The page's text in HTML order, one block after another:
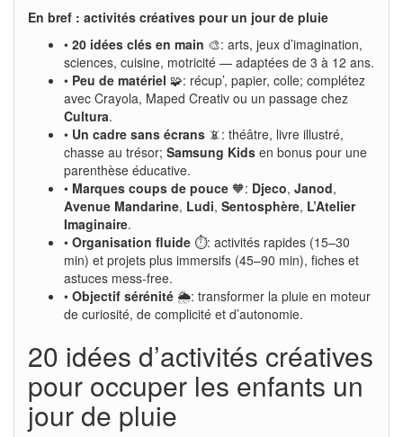
En bref : activités créatives pour un jour de pluie
• 20 idées clés en main 🎨: arts, jeux d’imagination,
sciences, cuisine, motricité — adaptées de 3 à 12 ans.
• Peu de matériel 🧩: récup’, papier, colle; complétez
avec Crayola, Maped Creativ ou un passage chez
Cultura.
• Un cadre sans écrans 📵: théâtre, livre illustré,
chasse au trésor; Samsung Kids en bonus pour une
parenthèse éducative.
• Marques coups de pouce 🧡: Djeco, Janod,
Avenue Mandarine, Ludi, Sentosphère, L’Atelier
Imaginaire.
• Organisation fluide ⏱️: activités rapides (15–30
min) et projets plus immersifs (45–90 min), fiches et
astuces mess-free.
• Objectif sérénité 🌦️: transformer la pluie en moteur
de curiosité, de complicité et d’autonomie.
20 idées d’activités créatives
pour occuper les enfants un
jour de pluie